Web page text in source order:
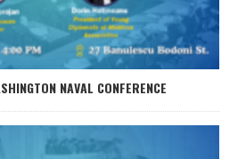
NAVAL CONFERENCE